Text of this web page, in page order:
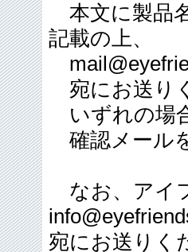
本文に製品
記載の上、
宛にお送り
いずれの場
確認メール
なお、アイ
宛にお送りく